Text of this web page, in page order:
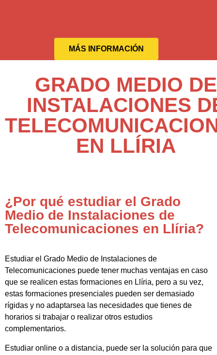
MÁS INFORMACIÓN
GRADO MEDIO DE
INSTALACIONES
EN LLÍRIA
¿Por qué estudiar el Grado
Medio de Instalaciones de
Telecomunicaciones en Llíria?
Estudiar el Grado Medio de Instalaciones de
Telecomunicaciones puede tener muchas ventajas en caso
que se realicen estas formaciones en Llíria, pero a su vez,
estas formaciones presenciales pueden ser demasiado
rígidas y no adaptarsea las necesidades que tienes de
horarios si trabajar o realizar otros estudios
complementarios.
Estudiar online o a distancia, puede ser la solución para que